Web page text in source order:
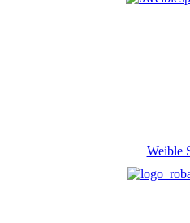
Weible